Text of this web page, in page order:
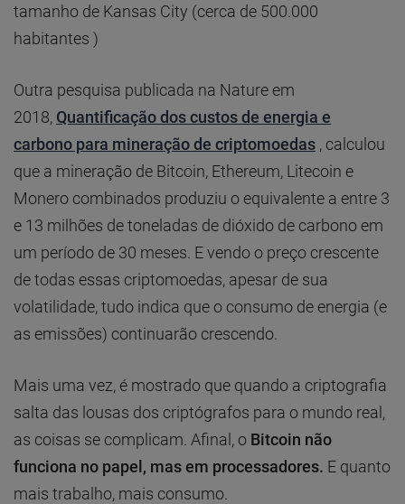
tamanho de Kansas City (cerca de 500.000
habitantes )
Outra pesquisa publicada na Nature em
2018, Quantificação dos custos de energia e
carbono para mineração de criptomoedas , calculou
que a mineração de Bitcoin, Ethereum, Litecoin e
Monero combinados produziu o equivalente a entre 3
e 13 milhões de toneladas de dióxido de carbono em
um período de 30 meses. E vendo o preço crescente
de todas essas criptomoedas, apesar de sua
volatilidade, tudo indica que o consumo de energia (e
as emissões) continuarão crescendo.
Mais uma vez, é mostrado que quando a criptografia
salta das lousas dos criptógrafos para o mundo real,
as coisas se complicam. Afinal, o Bitcoin não
funciona no papel, mas em processadores. E quanto
mais trabalho, mais consumo.